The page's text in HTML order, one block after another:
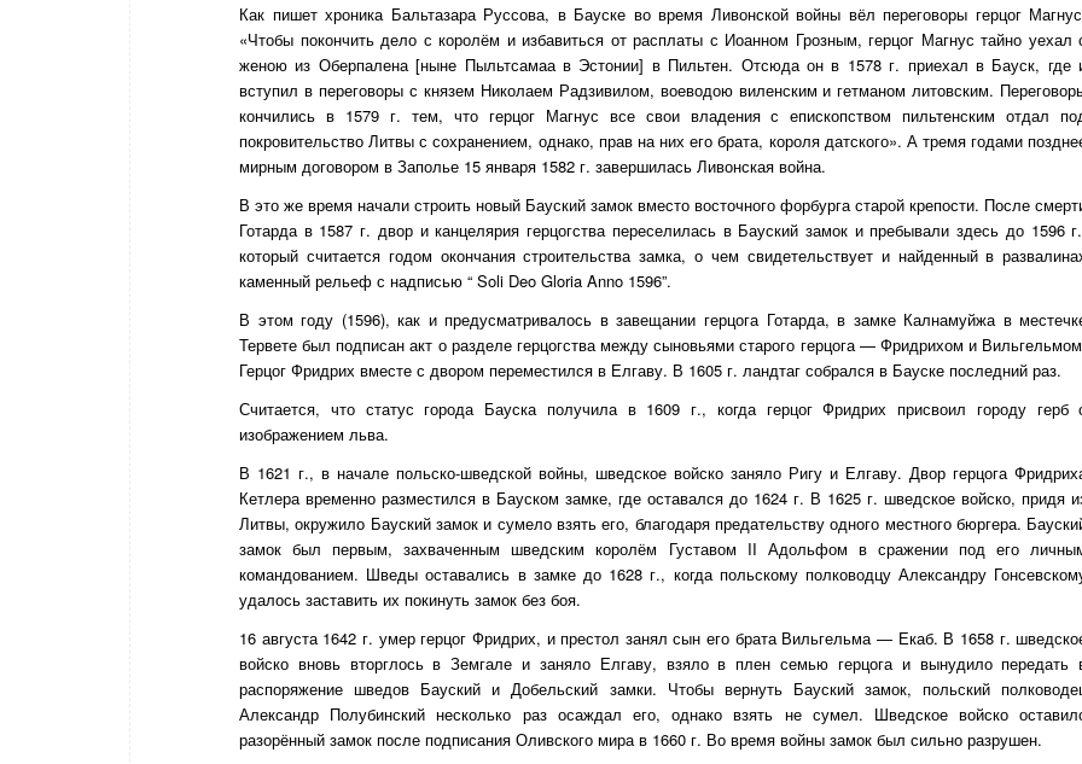
Как пишет хроника Бальтазара Руссова, в Бауске во время Ливонской войны вёл переговоры герцог
«Чтобы покончить дело с королём и избавиться от расплаты с Иоанном Грозным, герцог Магнус тайно уехал
женою из Оберпалена [ныне Пыльтсамаа в Эстонии] в Пильтен. Отсюда он в 1578 г. приехал в Бауск, где
вступил в переговоры с князем Николаем Радзивилом, воеводою виленским и гетманом литовским.
кончились в 1579 г. тем, что герцог Магнус все свои владения с епископством пильтенским отдал
покровительство Литвы с сохранением, однако, прав на них его брата, короля датского». А тремя годами
мирным договором в Заполье 15 января 1582 г. завершилась Ливонская война.
В это же время начали строить новый Бауский замок вместо восточного форбурга старой крепости. После
Готарда в 1587 г. двор и канцелярия герцогства переселилась в Бауский замок и пребывали здесь до 1596
который считается годом окончания строительства замка, о чем свидетельствует и найденный в
каменный рельеф с надписью “ Soli Deo Gloria Anno 1596”.
В этом году (1596), как и предусматривалось в завещании герцога Готарда, в замке Калнамуйжа в
Тервете был подписан акт о разделе герцогства между сыновьями старого герцога — Фридрихом и
Герцог Фридрих вместе с двором переместился в Елгаву. В 1605 г. ландтаг собрался в Бауске последний раз.
Считается, что статус города Бауска получила в 1609 г., когда герцог Фридрих присвоил городу герб
изображением льва.
В 1621 г., в начале польско-шведской войны, шведское войско заняло Ригу и Елгаву. Двор герцога
Кетлера временно разместился в Бауском замке, где оставался до 1624 г. В 1625 г. шведское войско, придя
Литвы, окружило Бауский замок и сумело взять его, благодаря предательству одного местного бюргера.
замок был первым, захваченным шведским королём Густавом II Адольфом в сражении под его
командованием. Шведы оставались в замке до 1628 г., когда польскому полководцу Александру
удалось заставить их покинуть замок без боя.
16 августа 1642 г. умер герцог Фридрих, и престол занял сын его брата Вильгельма — Екаб. В 1658 г.
войско вновь вторглось вЗемгале и заняло Елгаву, взяло в плен семью герцога и вынудило передать
распоряжение шведов Бауский и Добельский замки. Чтобы вернуть Бауский замок, польский
Александр Полубинский несколько раз осаждал его, однако взять не сумел. Шведское войско
разорённый замок после подписания Оливского мира в 1660 г. Во время войны замок был сильно разрушен.